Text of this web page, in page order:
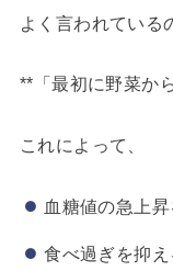
よく言われている
**「最初に野菜か
これによって、
血糖値の急上
食べ過ぎを抑え